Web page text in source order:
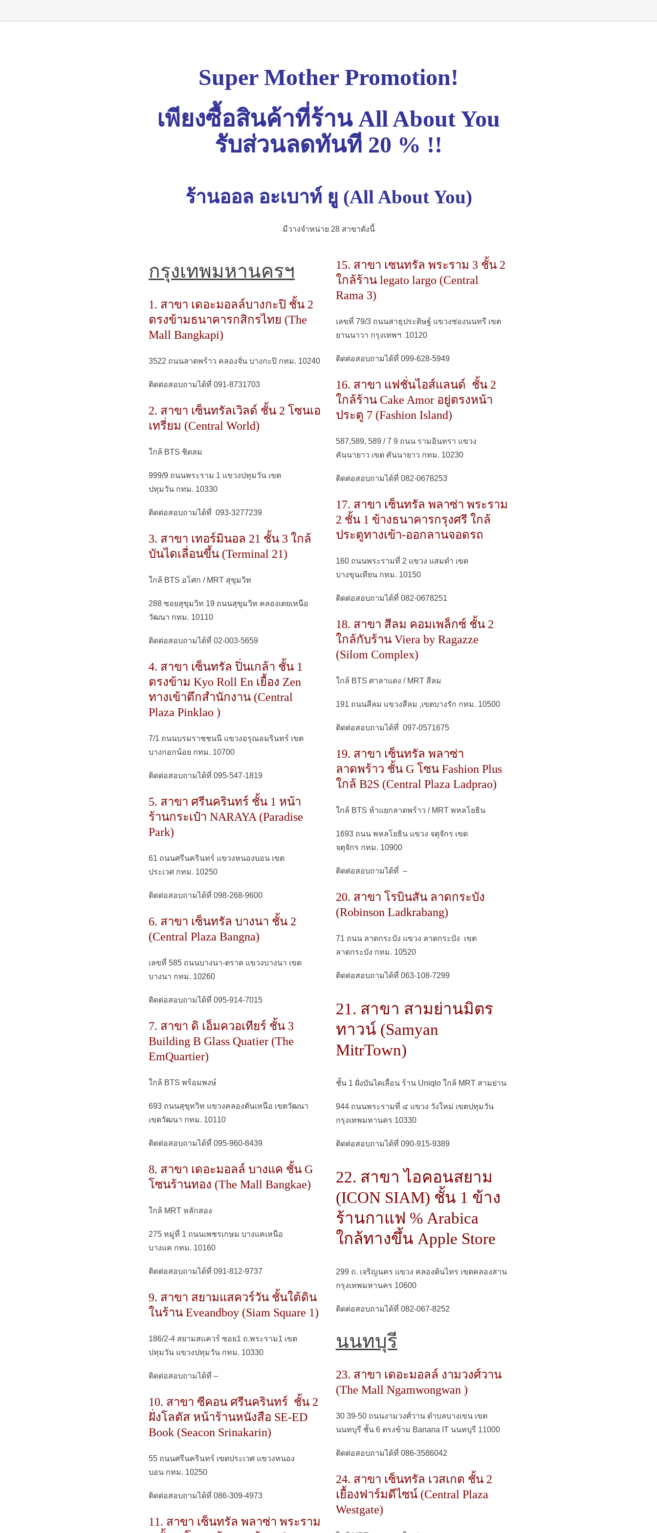
Super Mother Promotion!
เพียงซื้อสินค้าที่ร้าน All About You
รับส่วนลดทันที 20 % !!
ร้านออล อะเบาท์ ยู (All About You)
มีวางจำหน่าย 28 สาขาดังนี้
กรุงเทพมหานครฯ
1. สาขา เดอะมอลล์บางกะปิ ชั้น 2
ตรงข้ามธนาคารกสิกรไทย (The
Mall Bangkapi)
3522 ถนนลาดพร้าว คลองจั่น บางกะปิ กทม. 10240
ติดต่อสอบถามได้ที่ 091-8731703
2. สาขา เซ็นทรัลเวิลด์ ชั้น 2 โซนเอ
เทรี่ยม (Central World)
ใกล้ BTS ชิดลม
999/9 ถนนพระราม 1 แขวงปทุมวัน เขต
ปทุมวัน กทม. 10330
ติดต่อสอบถามได้ที่ 093-3277239
3. สาขา เทอร์มินอล 21 ชั้น 3 ใกล้
บันไดเลื่อนขึ้น (Terminal 21)
ใกล้ BTS อโศก / MRT สุขุมวิท
288 ซอยสุขุมวิท 19 ถนนสุขุมวิท คลองเตยเหนือ
วัฒนา กทม. 10110
ติดต่อสอบถามได้ที่ 02-003-5659
4. สาขา เซ็นทรัล ปิ่นเกล้า ชั้น 1
ตรงข้าม Kyo Roll En เยื้อง Zen
ทางเข้าตึกสำนักงาน (Central
Plaza Pinklao )
7/1 ถนนบรมราชชนนี แขวงอรุณอมรินทร์ เขต
บางกอกน้อย กทม. 10700
ติดต่อสอบถามได้ที่ 095-547-1819
5. สาขา ศรีนครินทร์ ชั้น 1 หน้า
ร้านกระเป๋า NARAYA (Paradise
Park)
61 ถนนศรีนครินทร์ แขวงหนองบอน เขต
ประเวศ กทม. 10250
ติดต่อสอบถามได้ที่ 098-268-9600
6. สาขา เซ็นทรัล บางนา ชั้น 2
(Central Plaza Bangna)
เลขที่ 585 ถนนบางนา-ตราด แขวงบางนา เขต
บางนา กทม. 10260
ติดต่อสอบถามได้ที่ 095-914-7015
7. สาขา ดิ เอ็มควอเทียร์ ชั้น 3
Building B Glass Quatier (The
EmQuartier)
ใกล้ BTS พร้อมพงษ์
693 ถนนสุขุทวิท แขวงคลองตันเหนือ เขตวัฒนา
เขตวัฒนา กทม. 10110
ติดต่อสอบถามได้ที่ 095-960-8439
8. สาขา เดอะมอลล์ บางแค ชั้น G
โซนร้านทอง (The Mall Bangkae)
ใกล้ MRT หลักสอง
275 หมู่ที่ 1 ถนนเพชรเกษม บางแคเหนือ
บางแค กทม. 10160
ติดต่อสอบถามได้ที่ 091-812-9737
9. สาขา สยามแสควร์วัน ชั้นใต้ดิน
ในร้าน Eveandboy (Siam Square 1)
186/2-4 สยามสแควร์ ซอย1 ถ.พระราม1 เขต
ปทุมวัน แขวงปทุมวัน กทม. 10330
ติดต่อสอบถามได้ที่ –
10. สาขา ซีคอน ศรีนครินทร์ ชั้น 2
ฝั่งโลตัส หน้าร้านหนังสือ SE-ED
Book (Seacon Srinakarin)
55 ถนนศรีนครินทร์ เขตประเวศ แขวงหนอง
บอน กทม. 10250
ติดต่อสอบถามได้ที่ 086-309-4973
11. สาขา เซ็นทรัล พลาซ่า พระราม
15. สาขา เซนทรัล พระราม 3 ชั้น 2
ใกล้ร้าน legato largo (Central
Rama 3)
เลขที่ 79/3 ถนนสาธุประดิษฐ์ แขวงช่องนนทรี เขต
ยานนาวา กรุงเทพฯ 10120
ติดต่อสอบถามได้ที่ 099-628-5949
16. สาขา แฟชั่นไอส์แลนด์ ชั้น 2
ใกล้ร้าน Cake Amor อยู่ตรงหน้า
ประตู 7 (Fashion Island)
587,589, 589 / 7 9 ถนน รามอินทรา แขวง
คันนายาว เขต คันนายาว กทม. 10230
ติดต่อสอบถามได้ที่ 082-0678253
17. สาขา เซ็นทรัล พลาซ่า พระราม
2 ชั้น 1 ข้างธนาคารกรุงศรี ใกล้
ประตูทางเข้า-ออกลานจอดรถ
160 ถนนพระรามที่ 2 แขวง แสมดำ เขต
บางขุนเทียน กทม. 10150
ติดต่อสอบถามได้ที่ 082-0678251
18. สาขา สีลม คอมเพล็กซ์ ชั้น 2
ใกล้กับร้าน Viera by Ragazze
(Silom Complex)
ใกล้ BTS ศาลาแดง / MRT สีลม
191 ถนนสีลม แขวงสีลม ,เขตบางรัก กทม. 10500
ติดต่อสอบถามได้ที่ 097-0571675
19. สาขา เซ็นทรัล พลาซ่า
ลาดพร้าว ชั้น G โซน Fashion Plus
ใกล้ B2S (Central Plaza Ladprao)
ใกล้ BTS ห้าแยกลาดพร้าว / MRT พหลโยธิน
1693 ถนน พหลโยธิน แขวง จตุจักร เขต
จตุจักร กทม. 10900
ติดต่อสอบถามได้ที่ –
20. สาขา โรบินสัน ลาดกระบัง
(Robinson Ladkrabang)
71 ถนน ลาดกระบัง แขวง ลาดกระบัง เขต
ลาดกระบัง กทม. 10520
ติดต่อสอบถามได้ที่ 063-108-7299
21. สาขา สามย่านมิตร
ทาวน์ (Samyan
MitrTown)
ชั้น 1 ฝั่งบันไดเลื่อน ร้าน Uniqlo ใกล้ MRT สามย่าน
944 ถนนพระรามที่ ๔ แขวง วังใหม่ เขตปทุมวัน
กรุงเทพมหานคร 10330
ติดต่อสอบถามได้ที่ 090-915-9389
22. สาขา ไอคอนสยาม
(ICON SIAM) ชั้น 1 ข้าง
ร้านกาแฟ % Arabica
ใกล้ทางขึ้น Apple Store
299 ถ. เจริญนคร แขวง คลองต้นไทร เขตคลองสาน
กรุงเทพมหานคร 10600
ติดต่อสอบถามได้ที่ 082-067-8252
นนทบุรี
23. สาขา เดอะมอลล์ งามวงศ์วาน
(The Mall Ngamwongwan )
30 39-50 ถนนงามวงศ์วาน ตำบลบางเขน เขต
นนทบุรี ชั้น 6 ตรงข้าม Banana IT นนทบุรี 11000
ติดต่อสอบถามได้ที่ 086-3586042
24. สาขา เซ็นทรัล เวสเกต ชั้น 2
เยื้องฟาร์มดีไซน์ (Central Plaza
Westgate)